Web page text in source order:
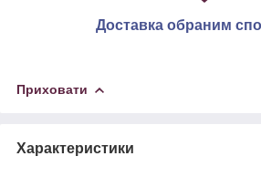
Доставка обраним
Приховати
Характеристики